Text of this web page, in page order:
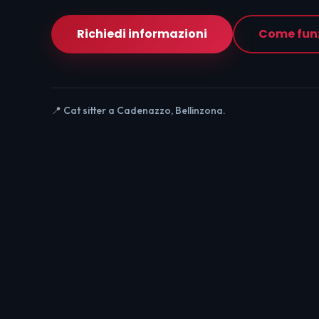
Richiedi informazioni Come
📍 Cat sitter a Cadenazzo, Bellinzona.